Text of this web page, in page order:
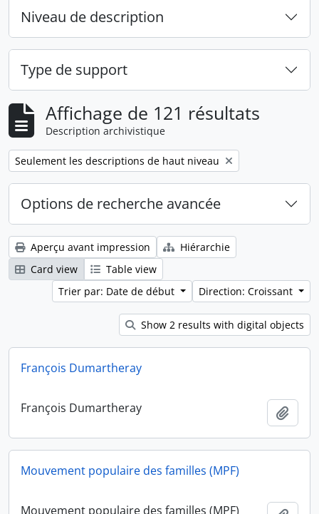
Niveau de description
Type de support
Affichage de 121 résultats
Description archivistique
Remove filter:
Seulement les descriptions de haut niveau
Options de recherche avancée
Aperçu avant impression
Hiérarchie
Card view
Table view
Trier par: Date de début
Direction: Croissant
Show 2 results with digital objects
François Dumartheray
François Dumartheray
Mouvement populaire des familles (MPF)
Mouvement populaire des familles (MPF)